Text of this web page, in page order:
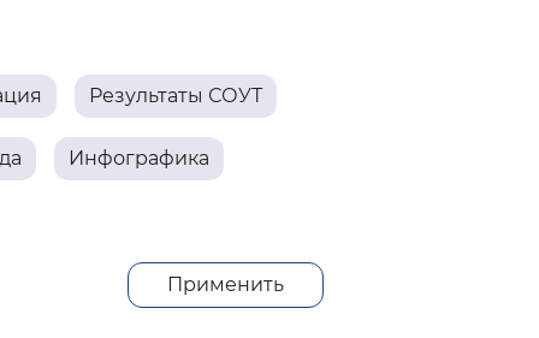
Результаты СОУТ
Инфографика
Применить